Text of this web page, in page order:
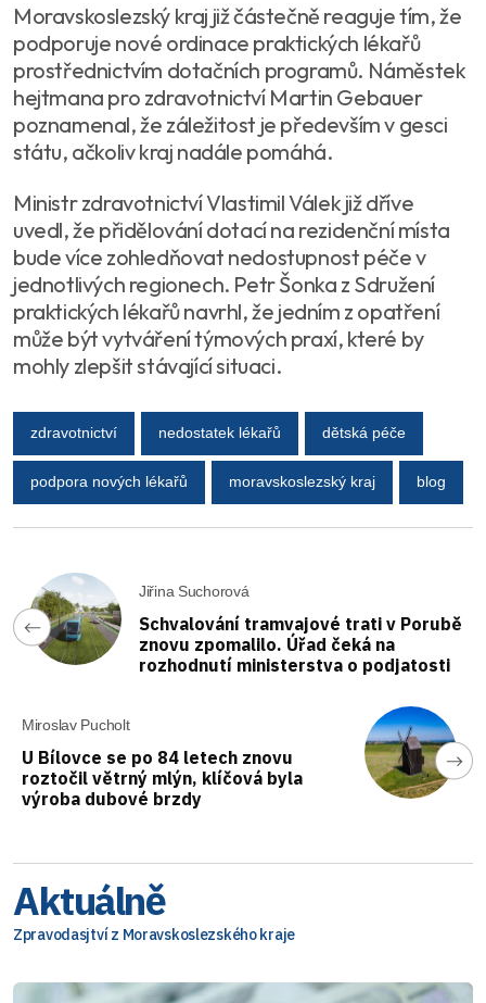
Moravskoslezský kraj již částečně reaguje tím, že
podporuje nové ordinace praktických lékařů
prostřednictvím dotačních programů. Náměstek
hejtmana pro zdravotnictví Martin Gebauer
poznamenal, že záležitost je především v gesci
státu, ačkoliv kraj nadále pomáhá.
Ministr zdravotnictví Vlastimil Válek již dříve
uvedl, že přidělování dotací na rezidenční místa
bude více zohledňovat nedostupnost péče v
jednotlivých regionech. Petr Šonka z Sdružení
praktických lékařů navrhl, že jedním z opatření
může být vytváření týmových praxí, které by
mohly zlepšit stávající situaci.
zdravotnictví nedostatek lékařů dětská péče
podpora nových lékařů moravskoslezský kraj blog
Jiřina Suchorová
Schvalování tramvajové trati v Porubě
znovu zpomalilo. Úřad čeká na
rozhodnutí ministerstva o podjatosti
Miroslav Pucholt
U Bílovce se po 84 letech znovu
roztočil větrný mlýn, klíčová byla
výroba dubové brzdy
Aktuálně
Zpravodasjtví z Moravskoslezského kraje